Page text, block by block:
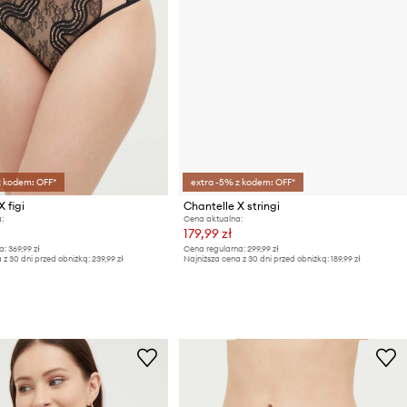
OFF*
figi
369,99 zł
z 30 dni przed obniżką: 239,99 zł
extra -5% z kodem: OFF*
Chantelle X stringi
Cena aktualna:
179,99 zł
Cena regularna: 299,99 zł
Najniższa cena z 30 dni przed obniżką: 189,99 zł